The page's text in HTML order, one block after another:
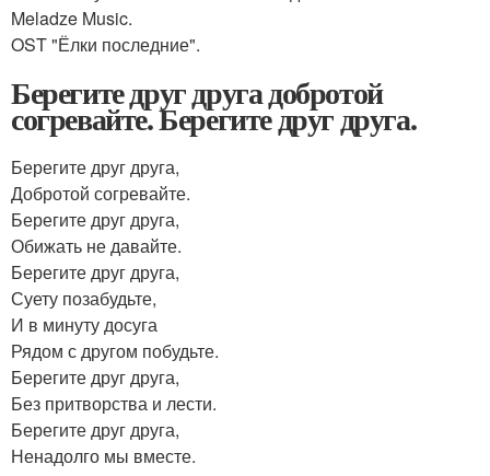
Meladze Music.
OST "Ёлки последние".
Берегите друг друга добротой
согревайте. Берегите друг друга.
Берегите друг друга,
Добротой согревайте.
Берегите друг друга,
Обижать не давайте.
Берегите друг друга,
Суету позабудьте,
И в минуту досуга
Рядом с другом побудьте.
Берегите друг друга,
Без притворства и лести.
Берегите друг друга,
Ненадолго мы вместе.